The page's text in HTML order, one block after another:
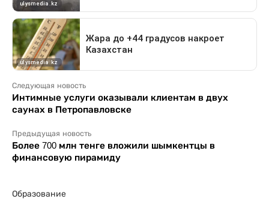
Следующая новость
Интимные услуги оказывали клиентам в двух
саунах в Петропавловске
Предыдущая новость
Более 700 млн тенге вложили шымкентцы в
финансовую пирамиду
Образование